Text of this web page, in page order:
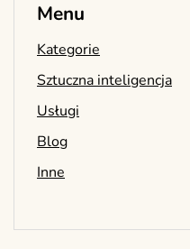
Menu
Kategorie
Sztuczna inteligencja
Usługi
Blog
Inne